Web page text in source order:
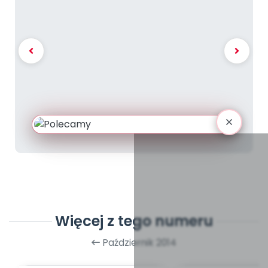
Więcej z tego numeru
Październik 2014